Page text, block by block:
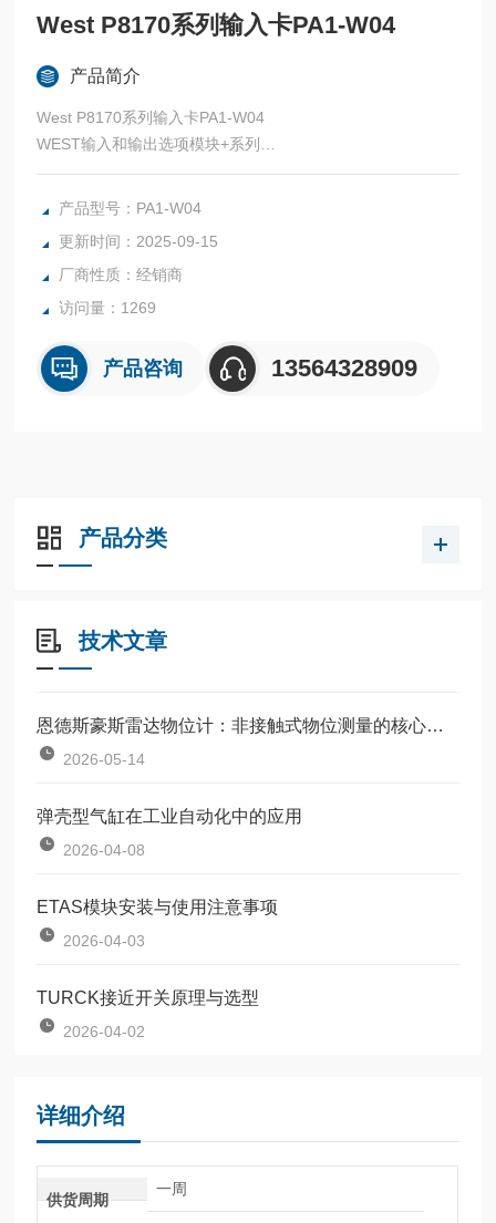
West P8170系列输入卡PA1-W04
产品简介
West P8170系列输入卡PA1-W04
WEST输入和输出选项模块+系列
这些板与West Plus系列控制和指示器兼容。Plus系列仪器型
号以P开头。这些板可用于更改或添加功能。它们可以很容易
装说明包含在PLUS系列手册中。
产品型号：PA1-W04
更新时间：2025-09-15
厂商性质：经销商
访问量：1269
产品咨询 13564328909
产品分类
技术文章
恩德斯豪斯雷达物位计：非接触式物位测量的核心设备
2026-05-14
弹壳型气缸在工业自动化中的应用
2026-04-08
ETAS模块安装与使用注意事项
2026-04-03
TURCK接近开关原理与选型
2026-04-02
详细介绍
供货周期
一周